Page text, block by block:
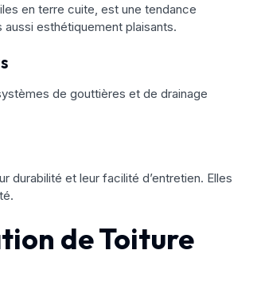
en terre cuite, est une tendance
esthétiquement plaisants.
de gouttières et de drainage
durabilité et leur facilité d’entretien. Elles
de Toiture